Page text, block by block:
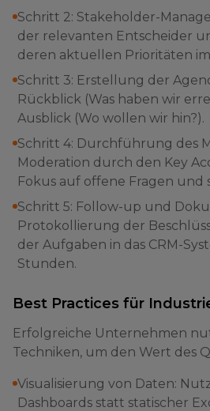
Schritt 2: Stakeholder-
der relevanten Entscheider
deren aktuellen Prioritäten
Schritt 3: Erstellung der
Rückblick (Was haben wir
Ausblick (Wo wollen wir hin?).
Schritt 4: Durchführung des
Moderation durch den Key
Fokus auf offene Fragen und
Schritt 5: Follow-up und
Protokollierung der
der Aufgaben in das CRM-
Stunden.
Best Practices für
Erfolgreiche Unternehmen
Techniken, um den Wert des
Visualisierung von Daten:
Dashboards statt statischer